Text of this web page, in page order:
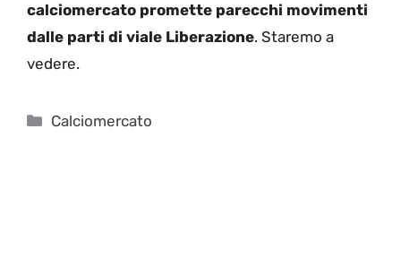
calciomercato promette parecchi movimenti
dalle parti di viale Liberazione. Staremo a
vedere.
Categorie
Calciomercato